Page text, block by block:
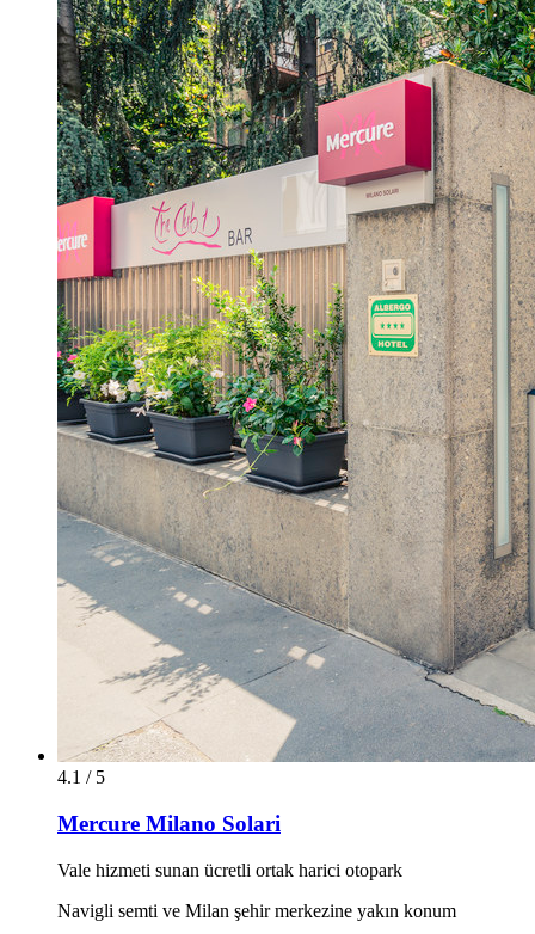
4.1 / 5
Mercure Milano Solari
Vale hizmeti sunan ücretli ortak harici otopark
Navigli semti ve Milan şehir merkezine yakın konum